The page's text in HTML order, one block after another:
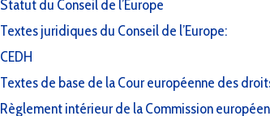
Statut du Conseil de l’Europe
Textes juridiques du Conseil de l’Europe:
CEDH
Textes de base de la Cour européenne des
Règlement intérieur de la Commission